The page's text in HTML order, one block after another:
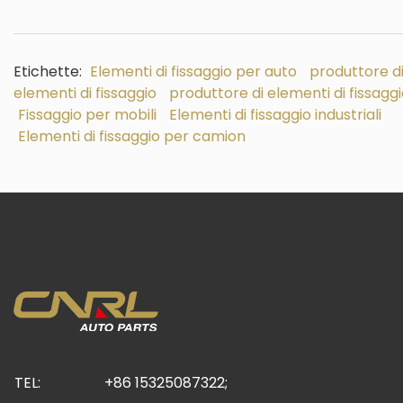
Etichette: Elementi di fissaggio per auto
produttore di
elementi di fissaggio
produttore di elementi di
Fissaggio per mobili
Elementi di fissaggio industriali
Elementi di fissaggio per camion
TEL:
+86 15325087322;